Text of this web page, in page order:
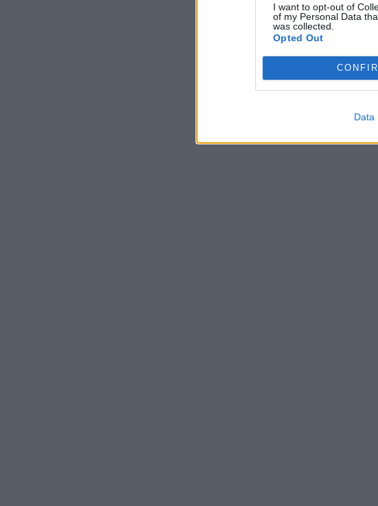
I want to opt-out of
of my Personal Data
was collected.
Opted Out
Data